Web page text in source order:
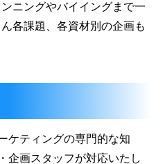
ニングやバイイングまで一
各課題、各資材別の企画も
ケティングの専門的な知
企画スタッフが対応いたし